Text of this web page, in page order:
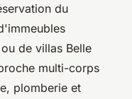
du
de villas Belle
multi-corps
plomberie et